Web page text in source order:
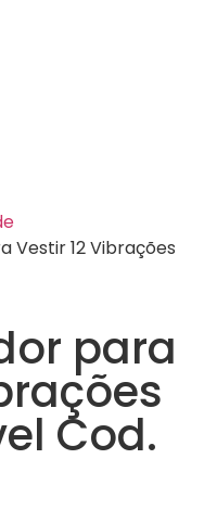
Vestir 12 Vibrações
para
Cod.